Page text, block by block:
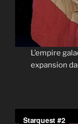
L’empire
expansion